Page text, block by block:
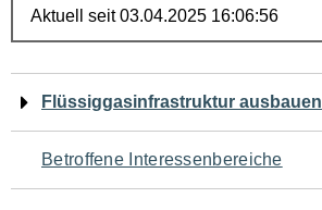
Navigation
für
den
Flüssiggasinfrastruktur ausbauen
Betroffene Interessenbereiche